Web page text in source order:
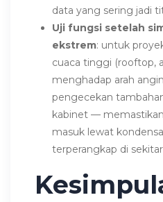
data yang sering jadi
Uji fungsi setelah
ekstrem: untuk
cuaca tinggi (rooftop,
menghadap arah
pengecekan
kabinet —
masuk lewat
terperangkap di